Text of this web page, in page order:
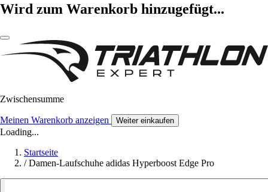
Wird zum Warenkorb hinzugefügt...
Zwischensumme
Meinen Warenkorb anzeigen Weiter einkaufen
Loading...
Startseite
/ Damen-Laufschuhe adidas Hyperboost Edge Pro